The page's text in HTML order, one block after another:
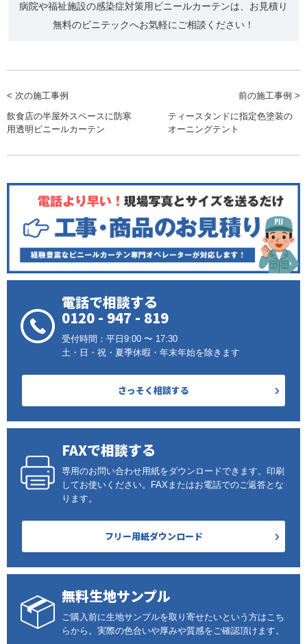
病院や福祉施設の感染症対策用ビニールカーテンは、お見積り
無料のビニテックへお気軽にご相談ください！
< 次の施工事例
飲食店の半屋外スペースに防寒
用透明ビニールカーテン
前の施工事例 >
ティースタンドに指定色塗装の
オーニングテント
電話で相談する
0120 - 947 - 819
受付時間：平日9:00 〜 17:30
土・日・祝・夏季休暇・年末年始を除きます
さっそく相談する
FAXで相談する
専用のお問い合わせ用紙をダウンロードできます。印刷
してお使いください。FAXまたはお電話でのご返答とな
ります。
フリー用紙ダウンロード
無料生地サンプル
ご購入前に生地サンプルを取り寄せたいという方はこち
らから。実際の色合いや厚みや質感をご確認頂けます。